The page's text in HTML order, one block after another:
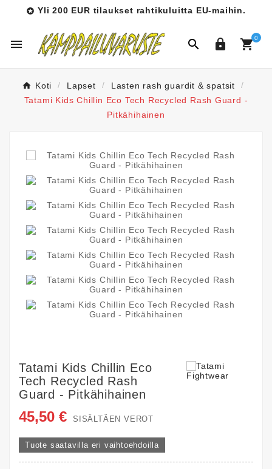
 Yli 200 EUR tilaukset rahtikuluitta EU-maihin.
   0
Koti Lapset
Lasten rash guardit & spatsit
Tatami Kids Chillin Eco Tech Recycled Rash Guard -
Pitkähihainen
Tatami Kids Chillin Eco
Tech Recycled Rash
Guard - Pitkähihainen
45,50 € SISÄLTÄEN VEROT
Tuote saatavilla eri vaihtoehdoilla